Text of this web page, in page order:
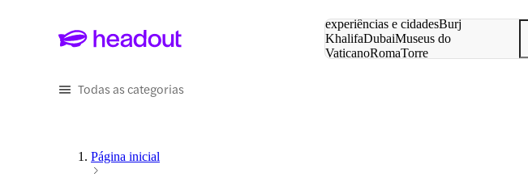
experiências e cidadesBurj
KhalifaDubaiMuseus do
VaticanoRomaTorre
Todas as categorias
Página inicial